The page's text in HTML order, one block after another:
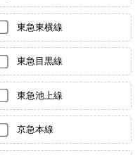
東急東横線
東急目黒線
東急池上線
京急本線